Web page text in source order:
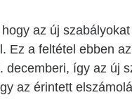
az új
Ez a feltétel ebben
decemberi, így az új
az érintett